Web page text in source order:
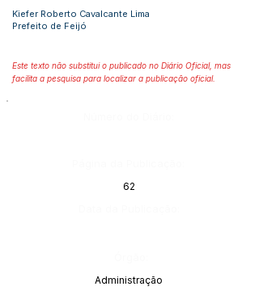
Kiefer Roberto Cavalcante Lima
Prefeito de Feijó
Este texto não substitui o publicado no Diário Oficial, mas
facilita a pesquisa para localizar a publicação oficial.
62
Administração